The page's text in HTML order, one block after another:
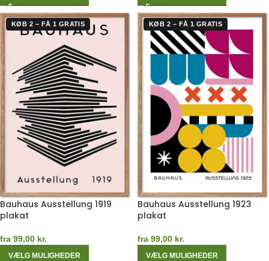
KØB 2 – FÅ 1 GRATIS
Bauhaus Ausstellung 1919
plakat
fra 99,00 kr.
VÆLG MULIGHEDER
KØB 2 – FÅ 1 GRATIS
Bauhaus Ausstellung 1923
plakat
fra 99,00 kr.
VÆLG MULIGHEDER